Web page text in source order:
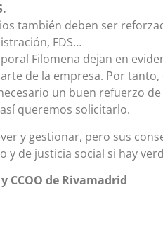
también deben ser
FDS…
Filomena dejan en
de la empresa. Por
un buen refuerzo
queremos solicitarlo.
y gestionar, pero sus
y de justicia social si hay
CCOO de Rivamadrid